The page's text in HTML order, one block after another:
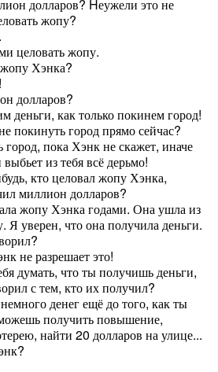
долларов? Hеужели это не
жопу?
целовать жопу.
Хэнка?
долларов?
как только покинем город!
покинуть город прямо сейчас?
пока Хэнк не скажет, иначе
из тебя всё дерьмо!
кто целовал жопу Хэнка,
миллион долларов?
жопу Хэнка годами. Она ушла из
Я уверен, что она получила деньги.
не разрешает это!
думать, что ты получишь деньги,
с тем, кто их получил?
денег ещё до того, как ты
получить повышение,
найти 20 долларов на улице...